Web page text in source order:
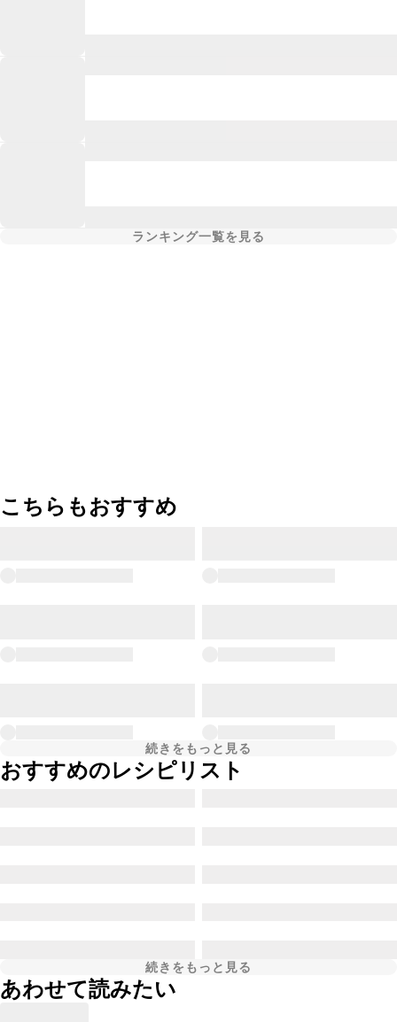
ランキング一覧を見る
こちらもおすすめ
続きをもっと見る
おすすめのレシピリスト
続きをもっと見る
あわせて読みたい